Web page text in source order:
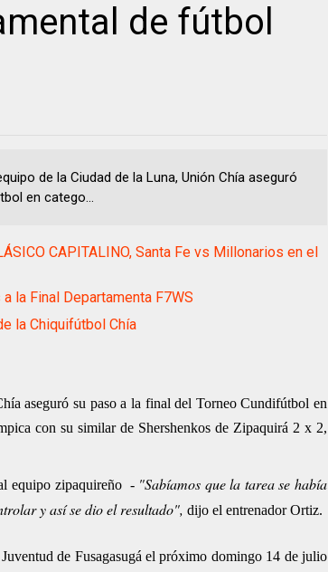
de fútbol
de la Ciudad de la Luna, Unión Chía aseguró
en catego...
CAPITALINO, Santa Fe vs Millonarios en el
a la Final Departamenta F7WS
la Chiquifútbol Chía
aseguró su paso a la final del Torneo Cundifútbol en
con su similar de Shershenkos de Zipaquirá 2 x 2,
equipo zipaquireño - "Sabíamos que la tarea se había
y así se dio el resultado", dijo el entrenador Ortiz.
de Fusagasugá el próximo domingo 14 de julio